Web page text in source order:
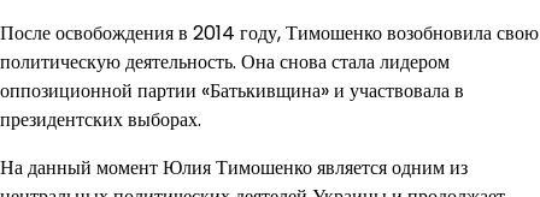
После освобождения в 2014 году, Тимошенко возобновила свою
политическую деятельность. Она снова стала лидером
оппозиционной партии «Батькивщина» и участвовала в
президентских выборах.
На данный момент Юлия Тимошенко является одним из